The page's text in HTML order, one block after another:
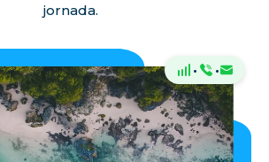
jornada.
· ·